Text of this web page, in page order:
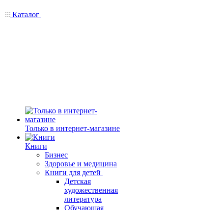
Каталог
Только в интернет-магазине
Книги
Бизнес
Здоровье и медицина
Книги для детей
Детская
художественная
литература
Обучающая